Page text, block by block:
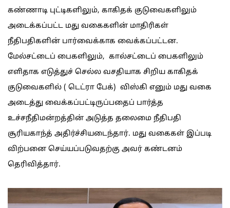
கண்ணாடி புட்டிகளிலும், காகிதக் குடுவைகளிலும்
அடைக்கப்பட்ட மது வகைகளின் மாதிரிகள்
நீதிபதிகளின் பார்வைக்காக வைக்கப்பட்டன.
மேல்சட்டைப் பைகளிலும், கால்சட்டைப் பைகளிலும்
எளிதாக எடுத்துச் செல்ல வசதியாக சிறிய காகிதக்
குடுவைகளில் ( டெட்ரா பேக்) விஸ்கி எனும் மது வகை
அடைத்து வைக்கப்பட்டிருப்பதைப் பார்த்த
உச்சநீதிமன்றத்தின் அடுத்த தலைமை நீதிபதி
சூரியகாந்த் அதிர்ச்சியடைந்தார். மது வகைகள் இப்படி
விற்பனை செய்யப்படுவதற்கு அவர் கண்டனம்
தெரிவித்தார்.